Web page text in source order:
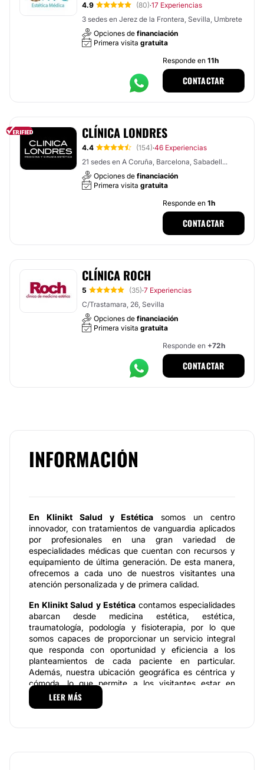
4.9 (80)·17 Experiencias
3 sedes en Jerez de la Frontera, Sevilla, Umbrete
Opciones de financiación
Primera visita gratuita
Responde en 11h
CONTACTAR
CLÍNICA LONDRES
4.4 (154)·46 Experiencias
21 sedes en A Coruña, Barcelona, Sabadell...
Opciones de financiación
Primera visita gratuita
Responde en 1h
CONTACTAR
CLÍNICA ROCH
5 (35)·7 Experiencias
C/Trastamara, 26, Sevilla
Opciones de financiación
Primera visita gratuita
Responde en +72h
CONTACTAR
INFORMACIÓN
En Klinikt Salud y Estética somos un centro
innovador, con tratamientos de vanguardia aplicados
por profesionales en una gran variedad de
especialidades médicas que cuentan con recursos y
equipamiento de última generación. De esta manera,
ofrecemos a cada uno de nuestros visitantes una
atención personalizada y de primera calidad.
En Klinikt Salud y Estéticacontamos especialidades
abarcan desde medicina estética, estética,
traumatología, podología y fisioterapia, por lo que
somos capaces de proporcionar un servicio integral
que responda con oportunidad y eficiencia a los
planteamientos de cada paciente en particular.
Además, nuestra ubicación geográfica es céntrica y
cómoda, lo que permite a los visitantes estar en
contacto directo con nuestros servicios
LEER MÁS